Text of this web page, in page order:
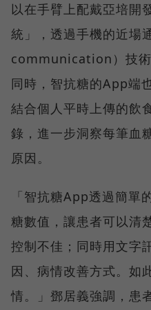
以在手臂上配戴亞培開
統」，透過手機的近
communication）技術
同時，智抗糖的App端
結合個人平時上傳的飲
錄，進一步洞察每筆血
原因。
「智抗糖App透過簡單
糖數值，讓患者可以清
控制不佳；同時用文字
因、病情改善方式。如
情。」鄧居義強調，患